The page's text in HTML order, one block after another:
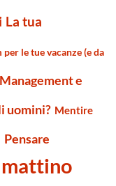
La tua
le tue vacanze (e da
Management e
uomini? Mentire
Pensare